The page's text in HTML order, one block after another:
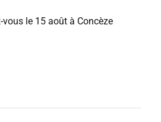
vous le 15 août à Concèze